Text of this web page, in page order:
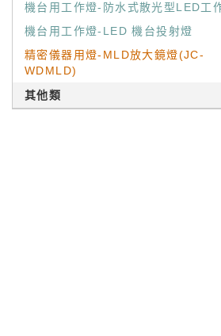
機台用工作燈-防水式散光型LED工
機台用工作燈-LED 機台投射燈
精密儀器用燈-MLD放大鏡燈(JC-
WDMLD)
其他類